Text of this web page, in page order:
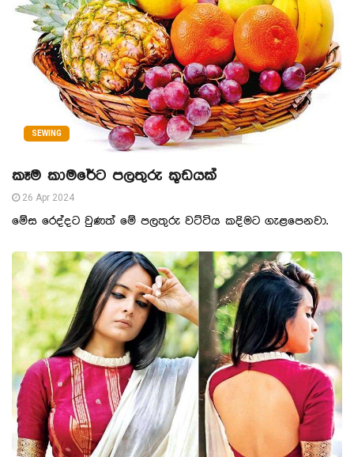
SEWING
කෑම කාමරේට පලතුරු කූඩයක්
26 Apr 2024
මේස රෙද්දට වුණත් මේ පලතුරු වට්ටිය කදිමට ගැළපෙනවා.